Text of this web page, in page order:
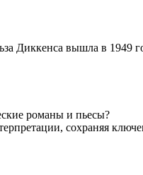
Диккенса вышла в 1949
романы и пьесы?
сохраняя